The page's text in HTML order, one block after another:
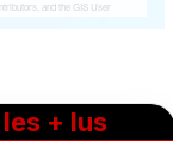
+ lus